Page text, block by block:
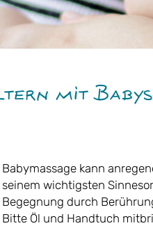
mit
Babymassage kann
seinem wichtigsten
Begegnung durch
Bitte Öl und Handtuch